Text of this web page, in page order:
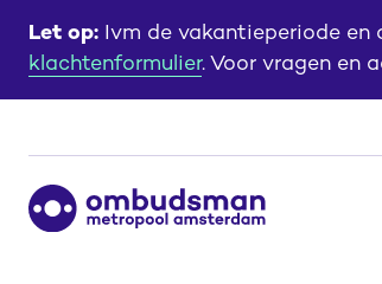
Let op: Ivm de vakantieperiode en
klachtenformulier. Voor vragen en
naar
content
naar
footer
Ga
naar